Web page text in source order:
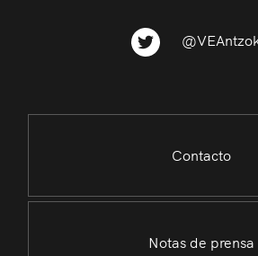
Contacto
Notas de prensa